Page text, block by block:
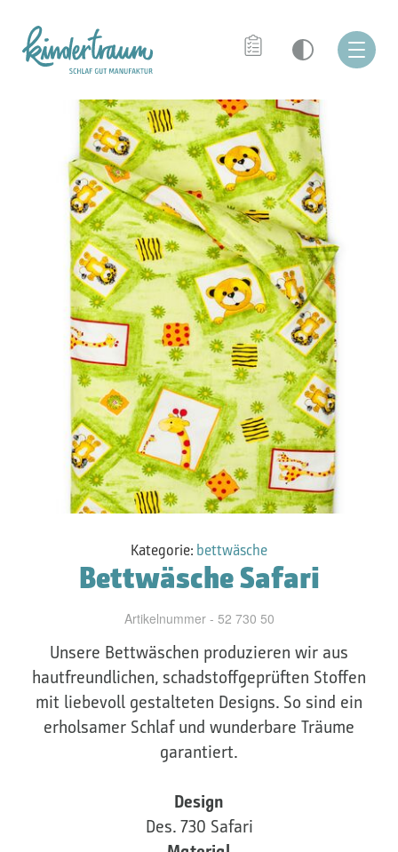
Kategorie: bettwäsche
Bettwäsche Safari
Artikelnummer - 52 730 50
Unsere Bettwäschen produzieren wir aus
hautfreundlichen, schadstoffgeprüften Stoffen
mit liebevoll gestalteten Designs. So sind ein
erholsamer Schlaf und wunderbare Träume
garantiert.
Design
Des. 730 Safari